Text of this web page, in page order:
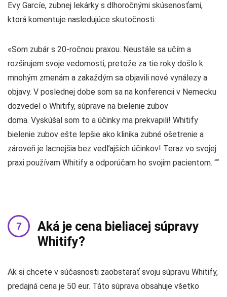
Evy Garcíe, zubnej lekárky s dlhoročnými skúsenosťami,
ktorá komentuje nasledujúce skutočnosti:
«Som zubár s 20-ročnou praxou. Neustále sa učím a
rozširujem svoje vedomosti, pretože za tie roky došlo k
mnohým zmenám a zakaždým sa objavili nové vynálezy a
objavy. V poslednej dobe som sa na konferencii v Nemecku
dozvedel o Whitify, súprave na bielenie zubov
doma. Vyskúšal som to a účinky ma prekvapili! Whitify
bielenie zubov ešte lepšie ako klinika zubné ošetrenie a
zároveň je lacnejšia bez vedľajších účinkov! Teraz vo svojej
praxi používam Whitify a odporúčam ho svojim pacientom. ““
Aká je cena bieliacej súpravy
Whitify?
Ak si chcete v súčasnosti zaobstarať svoju súpravu Whitify,
predajná cena je 50 eur. Táto súprava obsahuje všetko